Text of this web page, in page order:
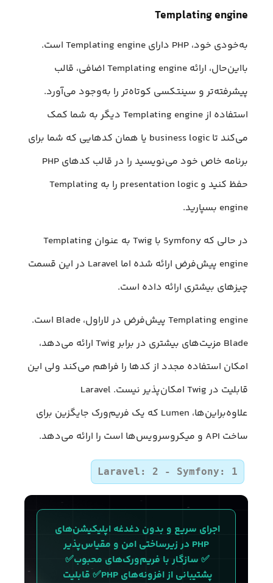
Templating engine
به‌خودی‌ خود، PHP دارای Templating engine است.
با‌این‌حال، ارائه Templating engine اضافی، قالب
پیشرفته‌تر و سینتکسی کوتاه‌تر را به‌وجود می‌آورد.
استفاده از Templating engine دیگر به شما کمک
می‌کند تا business logic یا همان کدهایی که شما برای
برنامه خاص خود می‌نویسید را در قالب کدهای PHP
حفظ کنید و presentation logic را به Templating
engine بسپارید.
در حالی که Symfony با Twig به عنوان Templating
engine پیش‌فرض ارائه شده اما Laravel در این قسمت
چیزهای بیشتری ارائه داده است.
Templating engine پیش‌فرض در لاراول، Blade است.
Blade مزیت‌های بیشتری در برابر Twig ارائه می‌دهد،
امکان استفاده مجدد از کدها را فراهم می‌کند ولی این
قابلیت در Twig امکان‌پذیر نیست. Laravel
علاوه‌بر‌این‌ها، Lumen که یک فریم‌ورک جایگزین برای
ساخت API و میکروسرویس‌ها است را ارائه می‌دهد.
Laravel: 2 - Symfony: 1
اجرای سریع و بدون دغدغه اپلیکیشن‌های
PHP در زیرساختی امن و مقیاس‌پذیر
✅ سازگار با فریم‌ورک‌های محبوب✅
پشتیبانی از افزونه‌های PHP✅ قابلیت